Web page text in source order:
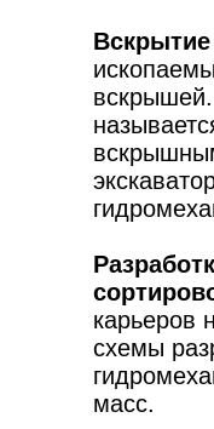
карьеров
схемы
масс.